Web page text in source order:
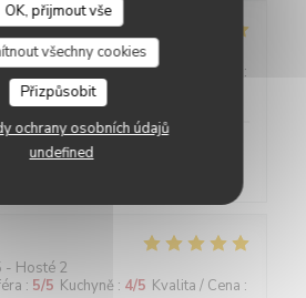
OK, přijmout vše
všechny cookies
Přizpůsobit
ochrany osobních údajů
undefined
- Hosté 2
:5/5 Kuchyně:5/5 Kvalita / Cena
:
parfait. Plats toujours
- Hosté 2
: 5/5 Kuchyně : 4/5 Kvalita / Cena :